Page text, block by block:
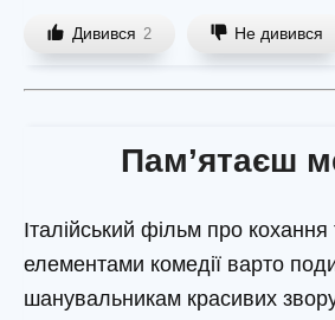
Дивився 2 Не дивився
Пам’ятаєш
Італійський фільм про кохання
елементами комедії варто
шанувальникам красивих